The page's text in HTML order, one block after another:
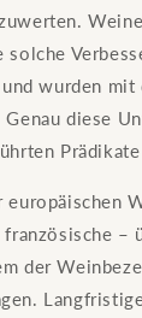
solche
wurden mit
Genau diese
Prädikate
–
der